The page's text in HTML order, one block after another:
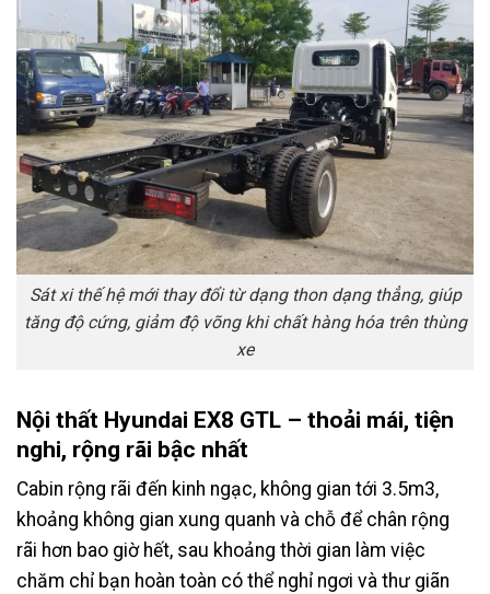
Sát xi thế hệ mới thay đổi từ dạng thon dạng thẳng, giúp
tăng độ cứng, giảm độ võng khi chất hàng hóa trên thùng
xe
Nội thất Hyundai EX8 GTL – thoải mái, tiện
nghi, rộng rãi bậc nhất
Cabin rộng rãi đến kinh ngạc, không gian tới 3.5m3,
khoảng không gian xung quanh và chỗ để chân rộng
rãi hơn bao giờ hết, sau khoảng thời gian làm việc
chăm chỉ bạn hoàn toàn có thể nghỉ ngơi và thư giãn